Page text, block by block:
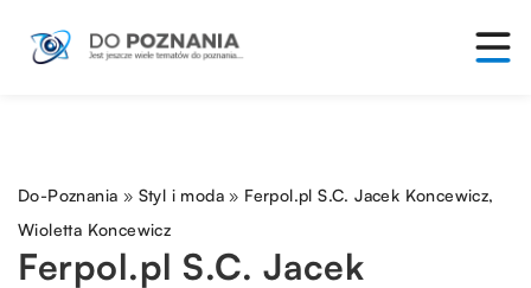
Do-Poznania » Styl i moda » Ferpol.pl S.C. Jacek Koncewicz,
Wioletta Koncewicz
Ferpol.pl S.C. Jacek